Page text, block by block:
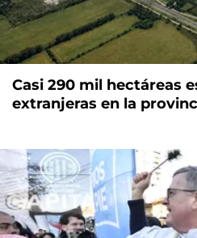
Casi 290 mil hectáreas
extranjeras en la